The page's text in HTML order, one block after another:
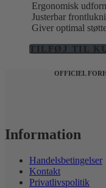
Ergonomisk
Justerbar
Giver optimal
TILFØJ TIL
OFFICIEL
Information
Handelsbetingelser
Kontakt
Privatlivspolitik